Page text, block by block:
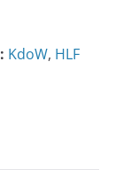
: KdoW, HLF